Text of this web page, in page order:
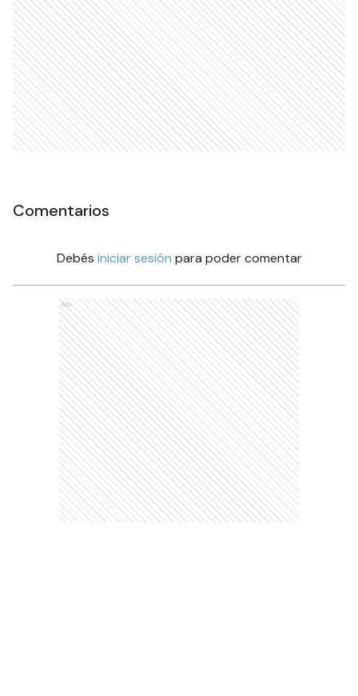
Comentarios
Debés iniciar sesión para poder comentar
Ads